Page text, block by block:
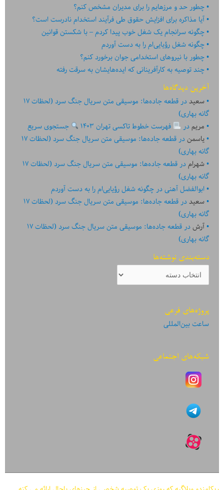
چطور حد و مرزهایم را برای مدیران مشخص کنم؟
آیا مذاکره برای افزایش حقوق طی فرآیند استخدام نادرست است؟
چگونه سرانجام یک شغل خوب پیدا کردم – با شکستن قوانین
چگونه شغل رؤیایی‌ام را به دست آوردم
چطور با نیروهای استخدامی جوان برخورد کنم؟
چند توصیه به کارآفرینانی که ایده‏‏‌‏‏‌هایشان به سرقت رفته
آخرین دیدگاه‌ها
سعیددر
قطعه جاده‌ها: موسیقی متن سریال جنگ سرد (لحظات ۱۷
گانه بهاری)
مریمدر فهرست خطوط تاکسی تهران ۱۴۰۳
جستجوی سریع
یاسمندر
قطعه جاده‌ها: موسیقی متن سریال جنگ سرد (لحظات ۱۷
گانه بهاری)
شهرامدر
قطعه جاده‌ها: موسیقی متن سریال جنگ سرد (لحظات ۱۷
گانه بهاری)
ابوالفضل آهنیدر چگونه شغل رؤیایی‌ام را به دست آوردم
سعیددر
قطعه جاده‌ها: موسیقی متن سریال جنگ سرد (لحظات ۱۷
گانه بهاری)
آرشدر
قطعه جاده‌ها: موسیقی متن سریال جنگ سرد (لحظات ۱۷
گانه بهاری)
دسته‌بندی نوشته‌ها
دسته‌بندی
نوشته‌ها
پروژه‌های فرعی
ساعت بین‌المللی
شبکه‌های اجتماعی